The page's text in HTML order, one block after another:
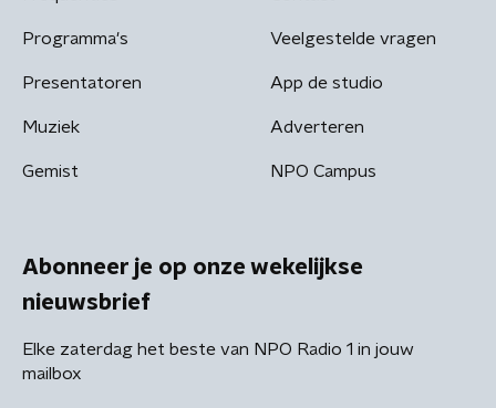
Programma's
Presentatoren
Muziek
Gemist
Veelgestelde vragen
App de studio
Adverteren
NPO Campus
Abonneer je op onze wekelijkse
nieuwsbrief
Elke zaterdag het beste van NPO Radio 1 in jouw
mailbox